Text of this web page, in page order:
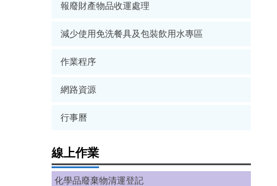
報廢財產物品收運處理
減少使用免洗餐具及包裝飲用水專區
作業程序
網路資源
行事曆
線上作業
化學品廢棄物清運登記